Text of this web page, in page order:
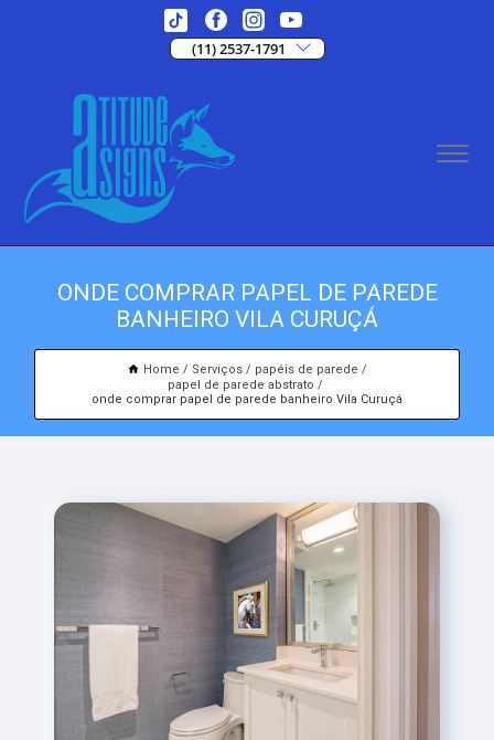
(11) 2537-1791
ONDE COMPRAR PAPEL DE PAREDE
BANHEIRO VILA CURUÇÁ
Home Serviços
papéis de parede
papel de parede abstrato
onde comprar papel de parede banheiro Vila Curuçá